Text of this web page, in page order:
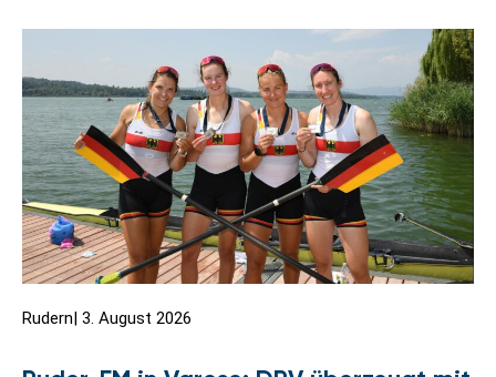
Rudern| 3. August 2026